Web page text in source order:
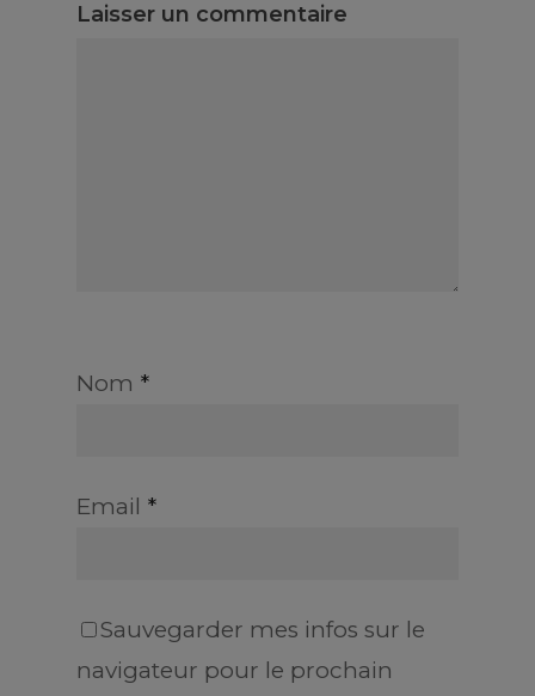
Laisser un commentaire
Nom *
Email *
Sauvegarder mes infos sur le
navigateur pour le prochain